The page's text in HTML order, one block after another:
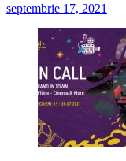
septembrie 17, 2021